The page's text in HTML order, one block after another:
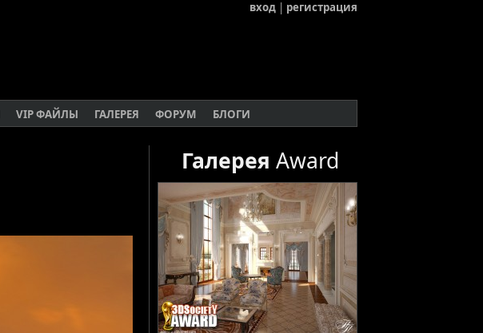
вход | регистрация
VIP ФАЙЛЫ ГАЛЕРЕЯ ФОРУМ БЛОГИ
Галерея Award